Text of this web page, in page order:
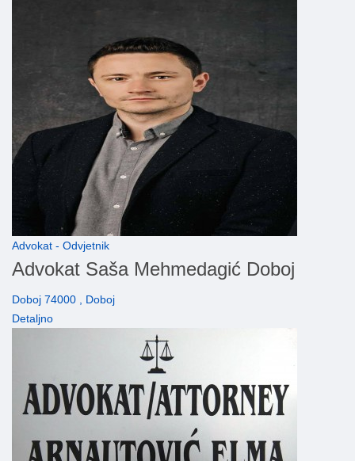
Advokat - Odvjetnik
Advokat Saša Mehmedagić Doboj
Doboj 74000 , Doboj
Detaljno